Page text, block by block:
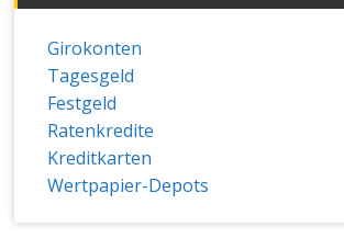
Girokonten
Tagesgeld
Festgeld
Ratenkredite
Kreditkarten
Wertpapier-Depots